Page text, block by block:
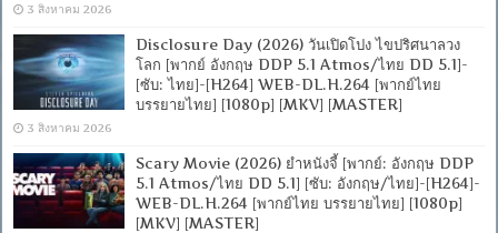
3 สิงหาคม 2026
Disclosure Day (2026) วันเปิดโปง ไขปริศนาลวง
โลก [พากย์ อังกฤษ DDP 5.1 Atmos/ไทย DD 5.1]-
[ซับ: ไทย]-[H264] WEB-DL.H.264 [พากย์ไทย
บรรยายไทย] [1080p] [MKV] [MASTER]
3 สิงหาคม 2026
Scary Movie (2026) ยำหนังจี้ [พากย์: อังกฤษ DDP
5.1 Atmos/ไทย DD 5.1] [ซับ: อังกฤษ/ไทย]-[H264]-
WEB-DL.H.264 [พากย์ไทย บรรยายไทย] [1080p]
[MKV] [MASTER]